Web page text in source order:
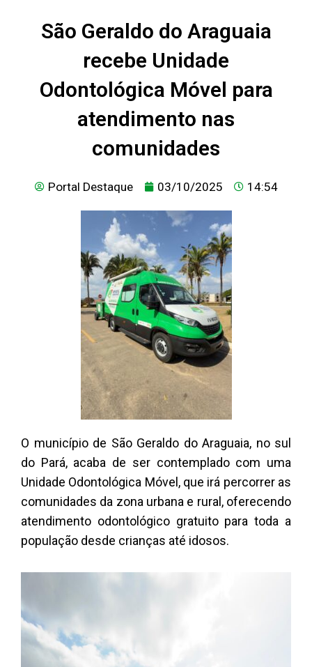
São Geraldo do Araguaia
recebe Unidade
Odontológica Móvel para
atendimento nas
comunidades
Portal Destaque 03/10/2025 14:54
O município de São Geraldo do Araguaia, no sul
do Pará, acaba de ser contemplado com uma
Unidade Odontológica Móvel, que irá percorrer as
comunidades da zona urbana e rural, oferecendo
atendimento odontológico gratuito para toda a
população desde crianças até idosos.